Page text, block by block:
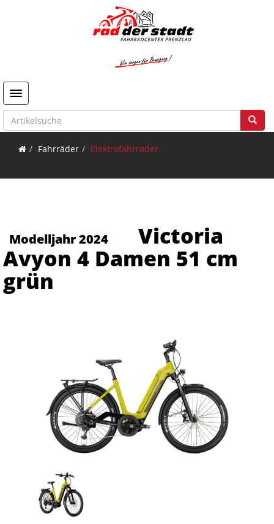
Toggle navigation
Fahrräder Elektrofahrräder
Modelljahr 2024
Victoria
Avyon 4 Damen 51 cm
grün